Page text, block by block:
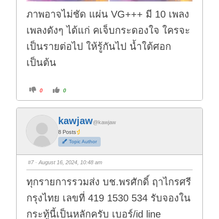
ภาพอาจไม่ชัด แผ่น VG+++ มี 10 เพลง
เพลงดังๆ ได้แก่ คเจ็บกระดองใจ ใครจะ
เป็นรายต่อไป ให้รู้กันไป น้ำใต้ศอก
เป็นต้น
C
i
k
f
t
h
m
d
o
n
.
0
C
i
k
o
r
t
h
u
m
u
p
0
kawjaw@kawjaw
8 Posts
Topic Author
#7· August 16, 2024, 10:48 am
ทุกรายการรวมส่ง บช.พรศักดิ์ ฤาไกรศรี
กรุงไทย เลขที่ 419 1530 534 รับจองใน
กระทู้นี้เป็นหลักครับ เบอร์/id line